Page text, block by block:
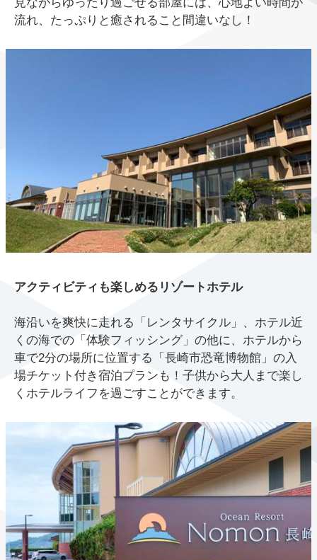
流れ、たっぷりと癒されること間違いなし！
アクティビティも楽しめるリゾートホテル
海沿いを爽快に走れる「レンタサイクル」、ホテル近
くの海での「体験フィッシング」の他に、ホテルから
車で2分の場所に位置する「長崎市恐竜博物館」の入
場チケット付き宿泊プランも！子供から大人まで楽し
くホテルライフを過ごすことができます。